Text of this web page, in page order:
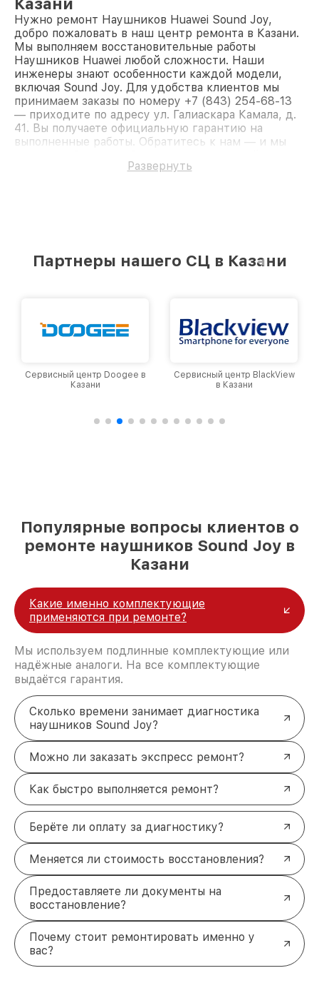
Казани
Нужно ремонт Наушников Huawei Sound Joy,
добро пожаловать в наш центр ремонта в Казани.
Мы выполняем восстановительные работы
Наушников Huawei любой сложности. Наши
инженеры знают особенности каждой модели,
включая Sound Joy. Для удобства клиентов мы
принимаем заказы по номеру +7 (843) 254-68-13
— приходите по адресу ул. Галиаскара Камала, д.
41. Вы получаете официальную гарантию на
выполненные работы. Обратитесь к нам — и мы
Развернуть
Партнеры нашего СЦ в Казани
Сервисный центр BlackView
в Казани
Сервисный центр Apple в
Казани
Популярные вопросы клиентов о
ремонте наушников Sound Joy в
Казани
Какие именно комплектующие
применяются при ремонте?
Мы используем подлинные комплектующие или
надёжные аналоги. На все комплектующие
выдаётся гарантия.
Сколько времени занимает диагностика
наушников Sound Joy?
Можно ли заказать экспресс ремонт?
Как быстро выполняется ремонт?
Берёте ли оплату за диагностику?
Меняется ли стоимость восстановления?
Предоставляете ли документы на
восстановление?
Почему стоит ремонтировать именно у
вас?